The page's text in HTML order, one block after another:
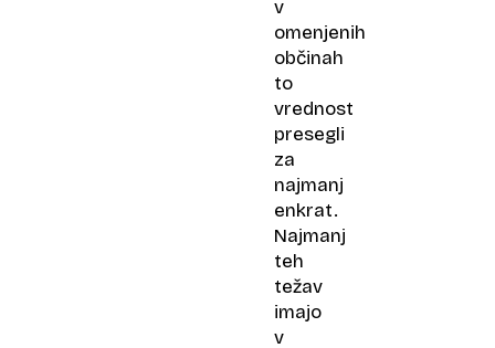
v
omenjenih
občinah
to
vrednost
presegli
za
najmanj
enkrat.
Najmanj
teh
težav
imajo
v